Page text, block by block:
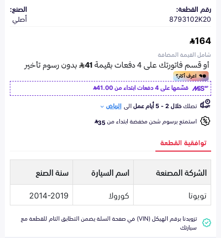
رقم القطعة:
8793102K20
الصنع:
أصلي
164
شامل القيمة المضافة
قسّمها على 4 دفعات ابتداء من
41.00
تصلكخلال 2 - 5 أيام عمل الى الرياض
استمتع برسوم شحن مخفضة ابتداء من35
توافقية القطعة
الشركة المصنعة اسم السيارة
سنة الصنع
تويوتا
كورولا 2014-2019
تزويدنا برقم الهيكل (VIN) في صفحة السلة يضمن التطابق التام للقطعة مع
سيارتك